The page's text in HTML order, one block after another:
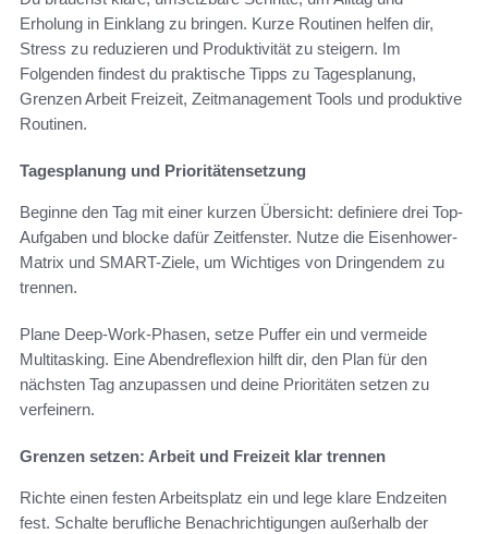
Erholung in Einklang zu bringen. Kurze Routinen helfen dir,
Stress zu reduzieren und Produktivität zu steigern. Im
Folgenden findest du praktische Tipps zu Tagesplanung,
Grenzen Arbeit Freizeit, Zeitmanagement Tools und produktive
Routinen.
Tagesplanung und Prioritätensetzung
Beginne den Tag mit einer kurzen Übersicht: definiere drei Top-
Aufgaben und blocke dafür Zeitfenster. Nutze die Eisenhower-
Matrix und SMART-Ziele, um Wichtiges von Dringendem zu
trennen.
Plane Deep-Work-Phasen, setze Puffer ein und vermeide
Multitasking. Eine Abendreflexion hilft dir, den Plan für den
nächsten Tag anzupassen und deine Prioritäten setzen zu
verfeinern.
Grenzen setzen: Arbeit und Freizeit klar trennen
Richte einen festen Arbeitsplatz ein und lege klare Endzeiten
fest. Schalte berufliche Benachrichtigungen außerhalb der